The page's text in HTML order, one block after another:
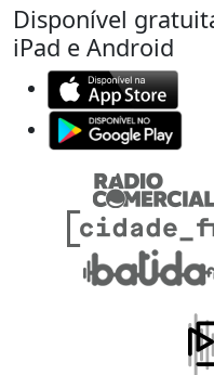
Disponível
iPad e Android